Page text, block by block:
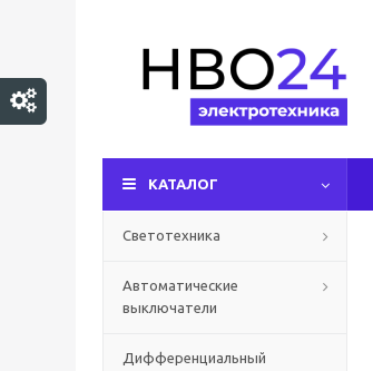
КАТАЛОГ
Светотехника
Автоматические
выключатели
Дифференциальный